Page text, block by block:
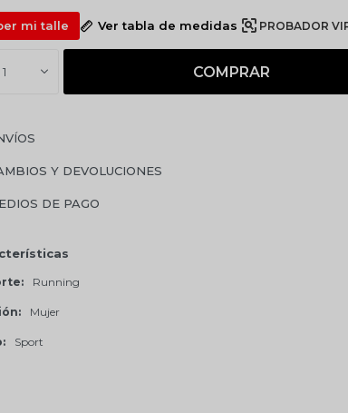
mi talle Ver tabla de medidas PROBADOR
1 COMPRAR
Y DEVOLUCIONES
DE PAGO
Running
Mujer
Sport